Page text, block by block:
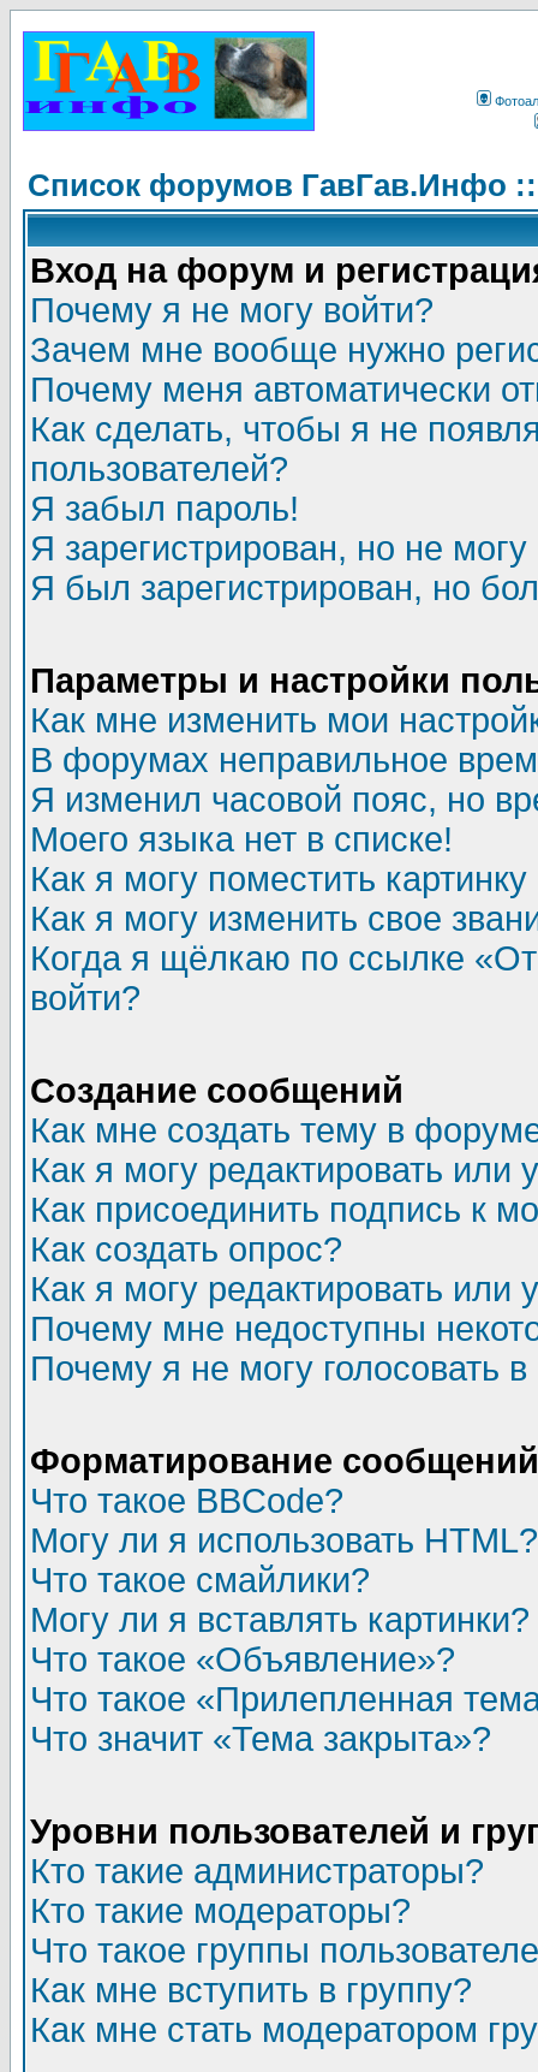
Список форумов ГавГав.Инфо
Вход на форум и
Почему я не могу войти?
Зачем мне вообще нужно
Почему меня автоматически
Как сделать, чтобы я не
пользователей?
Я забыл пароль!
Я зарегистрирован, но не могу
Я был зарегистрирован, но
Параметры и настройки
Как мне изменить мои
В форумах неправильное
Я изменил часовой пояс, но
Моего языка нет в списке!
Как я могу поместить
Как я могу изменить свое
Когда я щёлкаю по ссылке
войти?
Создание сообщений
Как мне создать тему в
Как я могу редактировать или
Как присоединить подпись к
Как создать опрос?
Как я могу редактировать или
Почему мне недоступны
Почему я не могу голосовать
Форматирование
Что такое BBCode?
Могу ли я использовать HTML?
Что такое смайлики?
Могу ли я вставлять картинки?
Что такое «Объявление»?
Что такое «Прилепленная
Что значит «Тема закрыта»?
Уровни пользователей и
Кто такие администраторы?
Кто такие модераторы?
Что такое группы
Как мне вступить в группу?
Как мне стать модератором